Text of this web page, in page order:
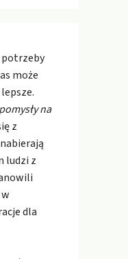
potrzeby
może
pomysły na
z
ludzi z
dla